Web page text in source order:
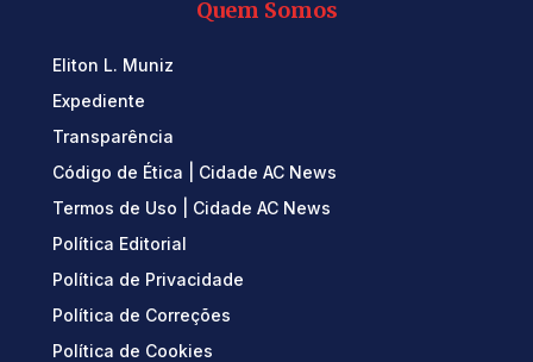
Quem Somos
Eliton L. Muniz
Expediente
Transparência
Código de Ética | Cidade AC News
Termos de Uso | Cidade AC News
Política Editorial
Política de Privacidade
Política de Correções
Política de Cookies